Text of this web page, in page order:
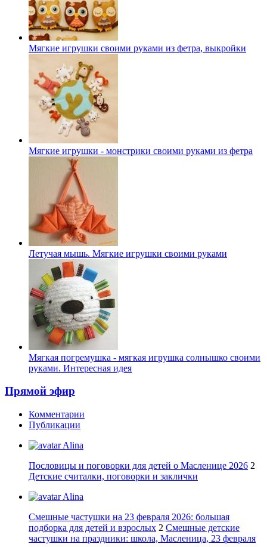
Мягкие игрушки своими руками из фетра, выкройки
Мягкие игрушки - монстрики своими руками из фетра
Летучая мышь. Мягкие игрушки своими руками
Мягкая погремушка - мягкая игрушка солнышко своими
руками. Интересная идея
Прямой эфир
Комментарии
Публикации
Alina
Пословицы и поговорки для детей о Масленице 2026 2
Детские считалки, поговорки и заклички
Alina
Смешные частушки на 23 февраля 2026: большая
подборка для детей и взрослых 2 Смешные детские
частушки на праздники: школа, Масленица, 23 февраля